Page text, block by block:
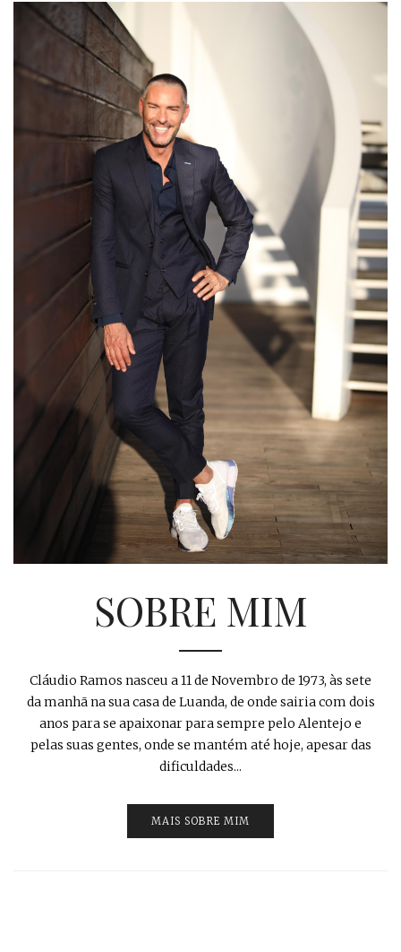
SOBRE MIM
Cláudio Ramos nasceu a 11 de Novembro de 1973, às sete
da manhã na sua casa de Luanda, de onde sairia com dois
anos para se apaixonar para sempre pelo Alentejo e
pelas suas gentes, onde se mantém até hoje, apesar das
dificuldades...
MAIS SOBRE MIM